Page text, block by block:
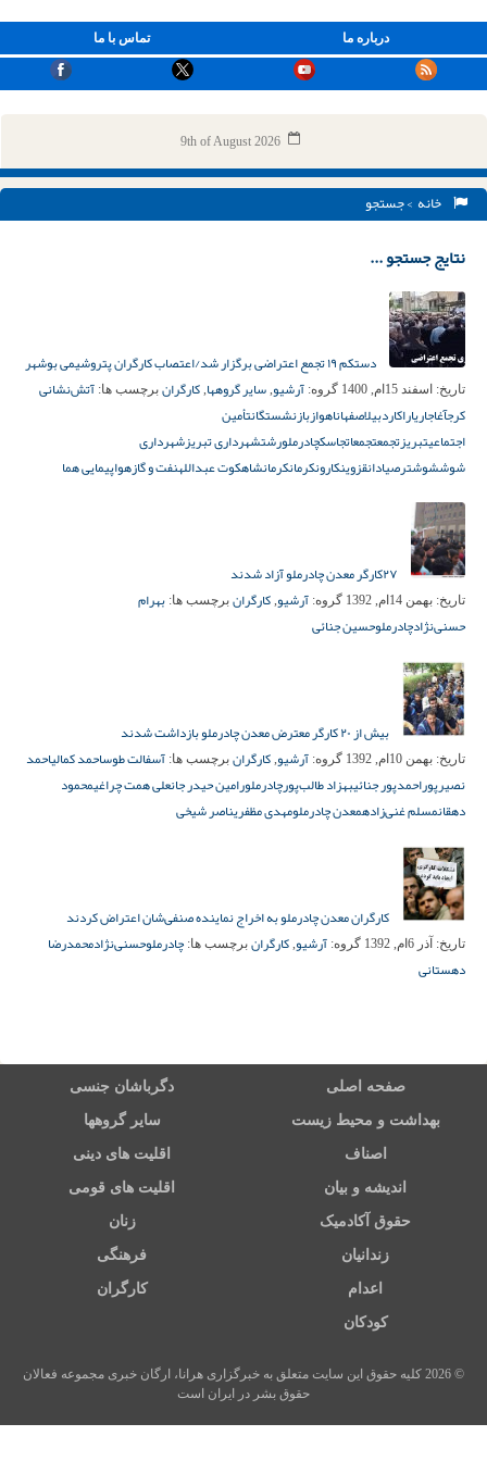
تماس با ما درباره ما
9th of August 2026
خانه > جستجو
نتایج جستجو ...
دستکم ۱۹ تجمع اعتراضی برگزار شد/اعتصاب کارگران پتروشیمی بوشهر
تاریخ: اسفند 15ام, 1400 گروه: آرشیو, سایر گروهها, کارگران برچسب ها: آتش‌نشانی
کرجآغاجاریاراکاردبیلاصفهاناهوازبازنشستگانتأمین
اجتماعیتبریزتجمعتجمعاتجاسکچادرملورشتشهرداری تبریزشهرداری
شوششوشترصیادانقزوینکارونکرمانکرمانشاهکوت عبداللهنفت و گازهواپیمایی هما
تاریخ: بهمن 14ام, 1392 گروه: آرشیو, کارگران برچسب ها: بهرام
حسنی‌نژادچادرملوحسین جنائی
بیش از ۲۰ کارگر معترض معدن چادرملو بازداشت شدند
تاریخ: بهمن 10ام, 1392 گروه: آرشیو, کارگران برچسب ها: آسفالت طوساحمد کمالیاحمد
نصیرپوراحمد‌پور جنائیبهزاد طالب‌پورچادرملورامین حیدر جانعلی همت چراغیمحمود
دهقانمسلم غنی‌زادهمعدن چادرملومهدی مظفریناصر شیخی
کارگران معدن چادرملو به اخراج نماینده صنفی‌شان اعتراض کردند
تاریخ: آذر 6ام, 1392 گروه: آرشیو, کارگران برچسب ها: چادرملوحسنی‌نژادمحمدرضا
دهستانی
صفحه اصلی دگرباشان جنسی
بهداشت و محیط زیست سایر گروهها
اصناف اقلیت های دینی
اندیشه و بیان اقلیت های قومی
حقوق آکادمیک زنان
زندانیان فرهنگی
اعدام کارگران
کودکان
© 2026 کلیه حقوق این سایت متعلق به خبرگزاری هرانا، ارگان خبری مجموعه فعالان
حقوق بشر در ایران است